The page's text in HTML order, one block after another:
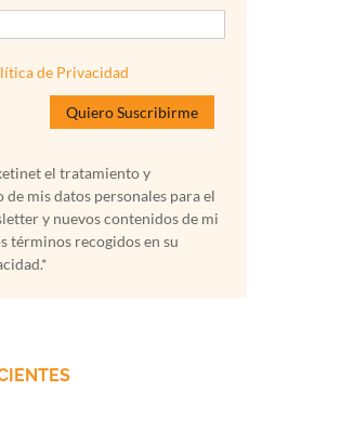
de Privacidad
el tratamiento y
mis datos personales para el
y nuevos contenidos de mi
términos recogidos en su